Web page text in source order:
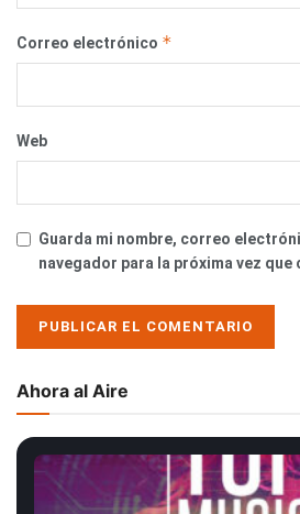
Correo electrónico *
Web
Guarda mi nombre, correo
navegador para la próxima vez que
Ahora al Aire